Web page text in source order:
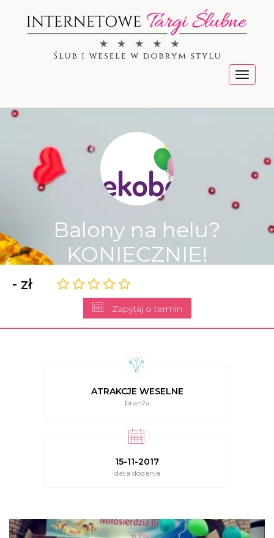
Menu
Balony na helu?
KONIECZNIE!
- zł
Zapytaj o termin
ATRAKCJE WESELNE
branża
15-11-2017
data dodania